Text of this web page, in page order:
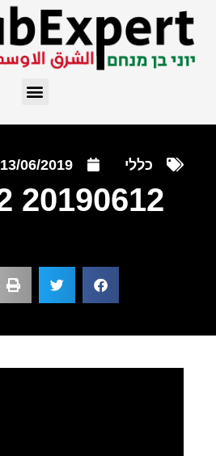
כללי 13/06/2019
20190612 153202